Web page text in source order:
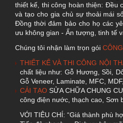
thiết kế, thi công hoàn thiện: Đều
và tạo cho gia chủ sự thoải mái
Đồng thời đảm bảo cho họ các
ưu không gian - Ấn tượng, tinh tế
Chúng tôi nhận làm trọn gói
THIẾT KẾ VÀ THI CÔNG NỘI
chất liệu như: Gỗ Hương, Sồi,
Gỗ Veneer, Laminate, MFC,
CẢI TẠO SỬA CHỮA CHUNG
công điện nước, thạch cao, Sơn
VỚI TIÊU CHÍ: “Giá thành phù